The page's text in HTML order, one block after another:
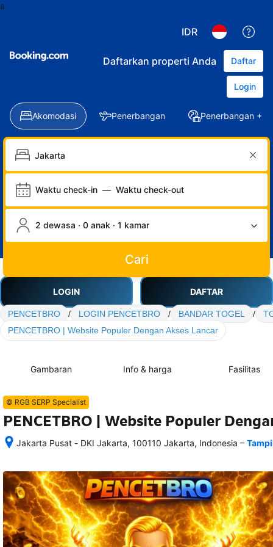
a
IDR
Daftarkan properti Anda Daftar
Login
Akomodasi Penerbangan Penerbangan +
Waktu check-in — Waktu check-out
2 dewasa · 0 anak · 1 kamar
Cari
LOGIN DAFTAR
PENCETBRO / LOGIN PENCETBRO / BANDAR TOGEL /
PENCETBRO | Website Populer Dengan Akses Lancar
Gambaran Info & harga Fasilitas
© RGB SERP Specialist
PENCETBRO | Website Populer
Jakarta Pusat - DKI Jakarta, 100110 Jakarta, Indonesia
semua
rincian
akomodasi
termasuk
nomor
telepon
–